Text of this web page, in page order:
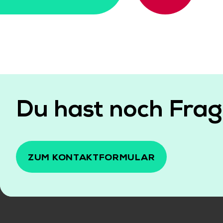
Du hast noch
ZUM KONTAKTFORMULAR